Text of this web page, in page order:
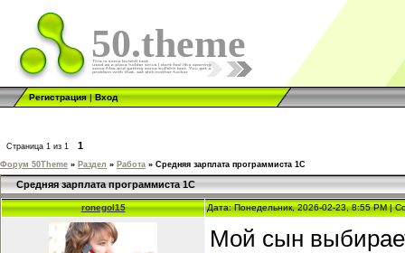
50.theme
Регистрация|Вход
Страница 1 из 1 1
Форум 50Theme » Раздел » Работа » Средняя зарплата программиста 1С
Средняя зарплата программиста 1С
ronegol15 Дата: Понедельник, 2026-02-23, 8:55 PM |
Мой сын